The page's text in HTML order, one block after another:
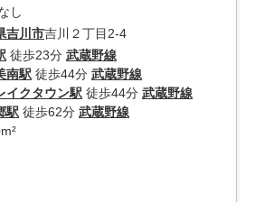
し
吉川市吉川２丁目2-4
徒歩23分 武蔵野線
南駅 徒歩44分 武蔵野線
イクタウン駅 徒歩44分 武蔵野線
駅 徒歩62分 武蔵野線